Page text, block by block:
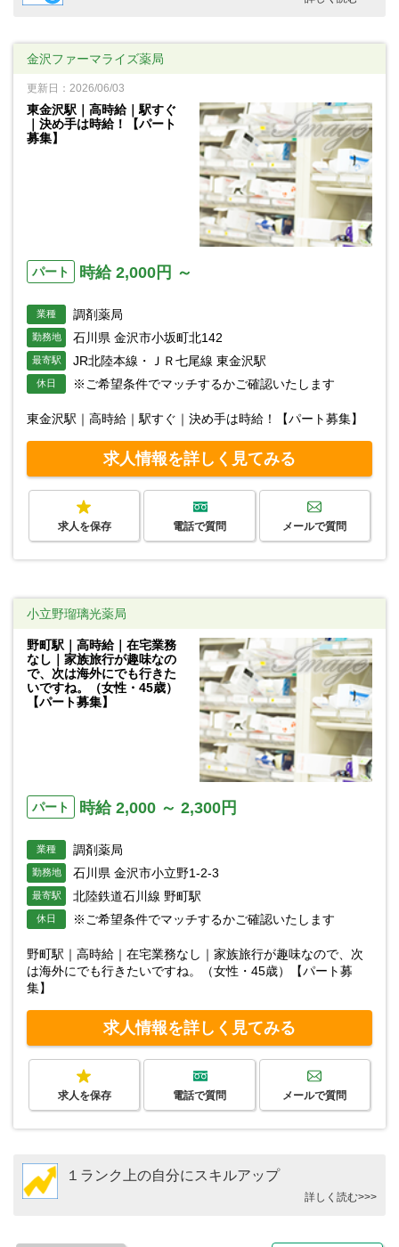
金沢ファーマライズ薬局
更新日：2026/06/03
東金沢駅｜高時給｜駅すぐ
｜決め手は時給！【パート
募集】
パート 時給 2,000円 ～
業種 調剤薬局
勤務地 石川県 金沢市小坂町北142
最寄駅 JR北陸本線・ＪＲ七尾線 東金沢駅
休日 ※ご希望条件でマッチするかご確認いたします
東金沢駅｜高時給｜駅すぐ｜決め手は時給！【パート募集】
求人情報を詳しく見てみる
求人を保存 電話で質問 メールで質問
小立野瑠璃光薬局
野町駅｜高時給｜在宅業務
なし｜家族旅行が趣味なの
で、次は海外にでも行きた
いですね。（女性・45歳）
【パート募集】
パート 時給 2,000 ～ 2,300円
業種 調剤薬局
勤務地 石川県 金沢市小立野1-2-3
最寄駅 北陸鉄道石川線 野町駅
休日 ※ご希望条件でマッチするかご確認いたします
野町駅｜高時給｜在宅業務なし｜家族旅行が趣味なので、次
は海外にでも行きたいですね。（女性・45歳）【パート募
集】
求人情報を詳しく見てみる
求人を保存 電話で質問 メールで質問
１ランク上の自分にスキルアップ
詳しく読む>>>